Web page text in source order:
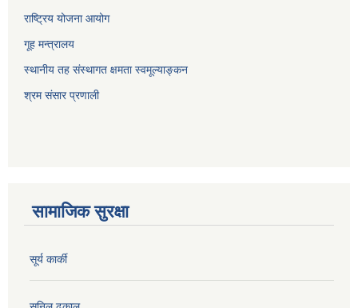
राष्ट्रिय योजना आयोग
गूह मन्त्रालय
स्थानीय तह संस्थागत क्षमता स्वमूल्याङ्कन
श्रम संसार प्रणाली
सामाजिक सुरक्षा
सूर्य कार्की